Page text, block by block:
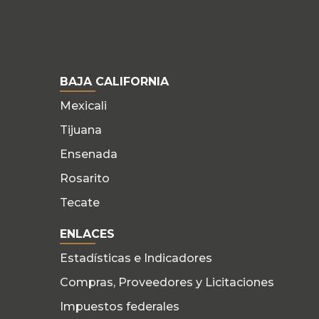
BAJA CALIFORNIA
Mexicali
Tijuana
Ensenada
Rosarito
Tecate
ENLACES
Estadísticas e Indicadores
Compras, Proveedores y Licitaciones
Impuestos federales